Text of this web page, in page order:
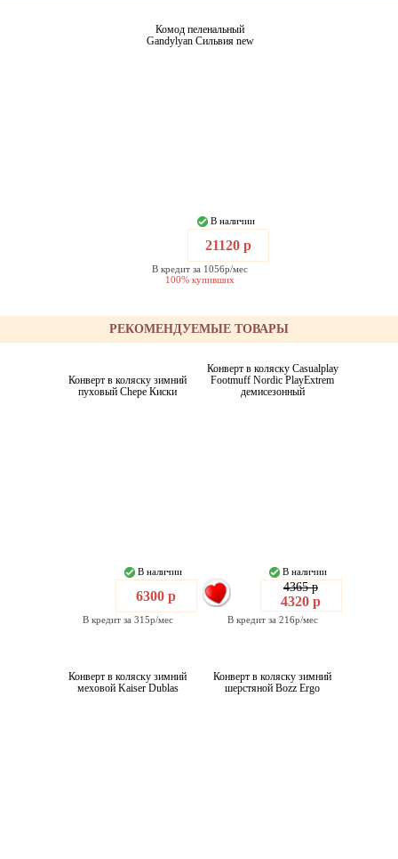
Комод пеленальный
Gandylyan Сильвия new
В наличии
21120 р
В кредит за 1056р/мес
100% купивших
РЕКОМЕНДУЕМЫЕ ТОВАРЫ
Конверт в коляску зимний
пуховый Chepe Киски
В наличии
6300 р
В кредит за 315р/мес
Конверт в коляску Casualplay
Footmuff Nordic PlayExtrem
демисезонный
В наличии
4365 р
4320 р
В кредит за 216р/мес
Конверт в коляску зимний
меховой Kaiser Dublas
Конверт в коляску зимний
шерстяной Bozz Ergo